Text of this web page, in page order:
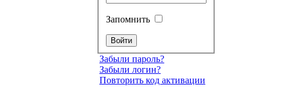
Запомнить
Забыли пароль?
Забыли логин?
Повторить код активации